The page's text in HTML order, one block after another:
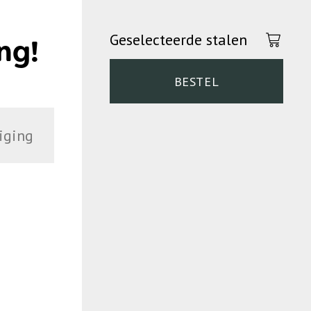
Geselecteerde stalen
BESTEL